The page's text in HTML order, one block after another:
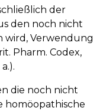
der
den noch nicht
wird, Verwendung
Pharm. Codex,
die noch nicht
homöopathische